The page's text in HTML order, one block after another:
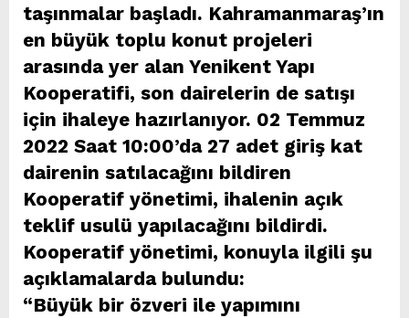
taşınmalar başladı. Kahramanmaraş’ın
en büyük toplu konut projeleri
arasında yer alan Yenikent Yapı
Kooperatifi, son dairelerin de satışı
için ihaleye hazırlanıyor. 02 Temmuz
2022 Saat 10:00’da 27 adet giriş kat
dairenin satılacağını bildiren
Kooperatif yönetimi, ihalenin açık
teklif usulü yapılacağını bildirdi.
Kooperatif yönetimi, konuyla ilgili şu
açıklamalarda bulundu:
“Büyük bir özveri ile yapımını